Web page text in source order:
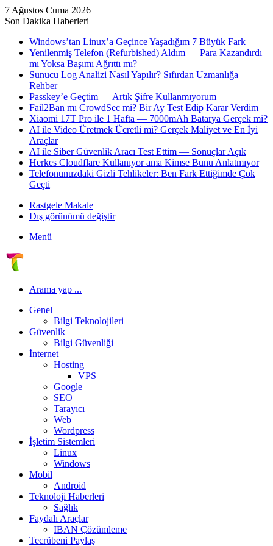
7 Ağustos Cuma 2026
Son Dakika Haberleri
Windows’tan Linux’a Geçince Yaşadığım 7 Büyük Fark
Yenilenmiş Telefon (Refurbished) Aldım — Para Kazandırdı
mı Yoksa Başımı Ağrıttı mı?
Sunucu Log Analizi Nasıl Yapılır? Sıfırdan Uzmanlığa
Rehber
Passkey’e Geçtim — Artık Şifre Kullanmıyorum
Fail2Ban mı CrowdSec mi? Bir Ay Test Edip Karar Verdim
Xiaomi 17T Pro ile 1 Hafta — 7000mAh Batarya Gerçek mi?
AI ile Video Üretmek Ücretli mi? Gerçek Maliyet ve En İyi
Araçlar
AI ile Siber Güvenlik Aracı Test Ettim — Sonuçlar Açık
Herkes Cloudflare Kullanıyor ama Kimse Bunu Anlatmıyor
Telefonunuzdaki Gizli Tehlikeler: Ben Fark Ettiğimde Çok
Geçti
Rastgele Makale
Dış görünümü değiştir
Menü
Arama yap ...
Genel
Bilgi Teknolojileri
Güvenlik
Bilgi Güvenliği
İnternet
Hosting
VPS
Google
SEO
Tarayıcı
Web
Wordpress
İşletim Sistemleri
Linux
Windows
Mobil
Android
Teknoloji Haberleri
Sağlık
Faydalı Araçlar
IBAN Çözümleme
Tecrübeni Paylaş